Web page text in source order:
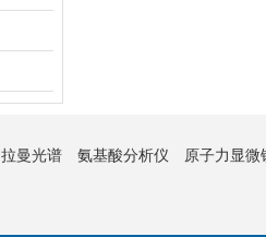
拉曼光谱 氨基酸分析仪 原子力显微